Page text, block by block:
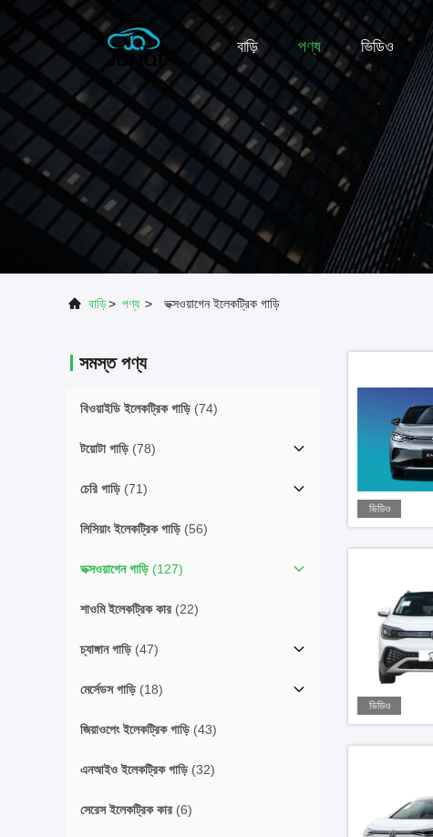
বাড়ি পণ্য ভিডিও
বাড়ি> পণ্য > ভক্সওয়াগেন ইলেকট্রিক গাড়ি
সমস্ত পণ্য
বিওয়াইডি ইলেকট্রিক গাড়ি (74)
টয়োটা গাড়ি (78)
চেরি গাড়ি (71)
লিসিয়াং ইলেকট্রিক গাড়ি (56)
ভক্সওয়াগেন গাড়ি(127)
শাওমি ইলেকট্রিক কার (22)
চ্যাঙ্গান গাড়ি (47)
মের্সেডস গাড়ি (18)
জিয়াওপেং ইলেকট্রিক গাড়ি (43)
এনআইও ইলেকট্রিক গাড়ি (32)
সেরেস ইলেকট্রিক কার (6)
ভিডিও
ভিডিও